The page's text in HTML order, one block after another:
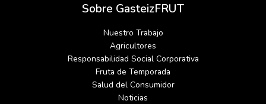
Sobre GasteizFRUT
Nuestro Trabajo
Agricultores
Responsabilidad Social Corporativa
Fruta de Temporada
Salud del Consumidor
Noticias